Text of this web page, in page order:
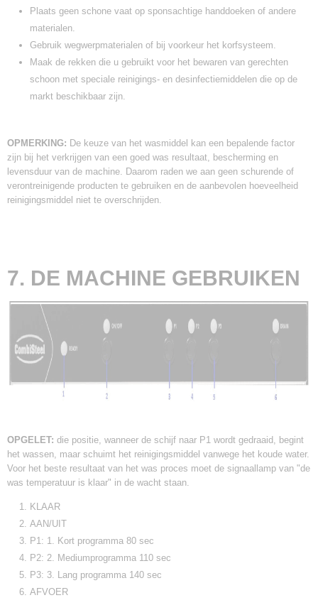
Plaats geen schone vaat op sponsachtige handdoeken of andere
materialen.
Gebruik wegwerpmaterialen of bij voorkeur het korfsysteem.
Maak de rekken die u gebruikt voor het bewaren van gerechten
schoon met speciale reinigings- en desinfectiemiddelen die op de
markt beschikbaar zijn.
OPMERKING: De keuze van het wasmiddel kan een bepalende factor
zijn bij het verkrijgen van een goed was resultaat, bescherming en
levensduur van de machine. Daarom raden we aan geen schurende of
verontreinigende producten te gebruiken en de aanbevolen hoeveelheid
reinigingsmiddel niet te overschrijden.
7. DE MACHINE GEBRUIKEN
OPGELET: die positie, wanneer de schijf naar P1 wordt gedraaid, begint
het wassen, maar schuimt het reinigingsmiddel vanwege het koude water.
Voor het beste resultaat van het was proces moet de signaallamp van "de
was temperatuur is klaar" in de wacht staan.
KLAAR
AAN/UIT
P1: 1. Kort programma 80 sec
P2: 2. Mediumprogramma 110 sec
P3: 3. Lang programma 140 sec
AFVOER